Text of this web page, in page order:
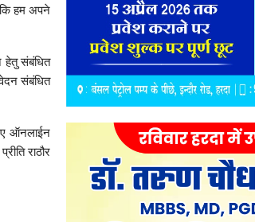
हम अपने
हेतु संबंधित
संबंधित
ऑनलाईन
राठौर